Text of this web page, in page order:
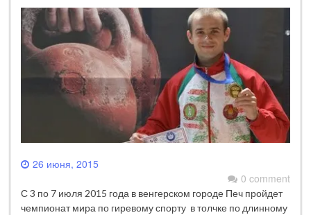
26 июня, 2015
0 comment
С 3 по 7 июля 2015 года в венгерском городе Печ пройдет
чемпионат мира по гиревому спорту в толчке по длинному